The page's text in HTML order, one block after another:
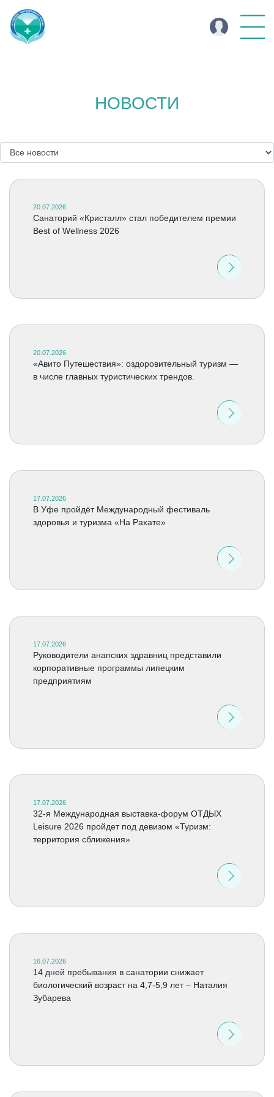
НОВОСТИ
20.07.2026
Cанаторий «Кристалл» стал победителем премии
Best of Wellness 2026
20.07.2026
«Авито Путешествия»: оздоровительный туризм —
в числе главных туристических трендов.
17.07.2026
В Уфе пройдёт Международный фестиваль
здоровья и туризма «На Рахате»
17.07.2026
Руководители анапских здравниц представили
корпоративные программы липецким
предприятиям
17.07.2026
32-я Международная выставка-форум ОТДЫХ
Leisure 2026 пройдет под девизом «Туризм:
территория сближения»
16.07.2026
14 дней пребывания в санатории снижает
биологический возраст на 4,7-5,9 лет – Наталия
Зубарева